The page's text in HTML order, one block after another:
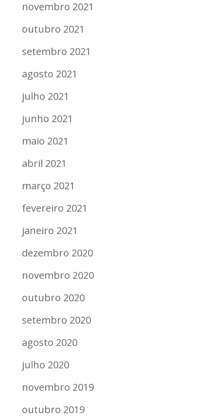
novembro 2021
outubro 2021
setembro 2021
agosto 2021
julho 2021
junho 2021
maio 2021
abril 2021
março 2021
fevereiro 2021
janeiro 2021
dezembro 2020
novembro 2020
outubro 2020
setembro 2020
agosto 2020
julho 2020
novembro 2019
outubro 2019